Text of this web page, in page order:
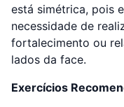
está simétrica, pois
necessidade de
fortalecimento ou
lados da face.
Exercícios